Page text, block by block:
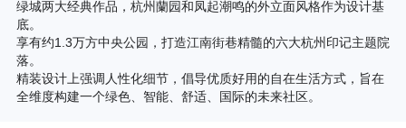
绿城两大经典作品，杭州蘭园和凤起潮鸣的外立面风格作为设计基
底。
享有约1.3万方中央公园，打造江南街巷精髓的六大杭州印记主题院
落。
精装设计上强调人性化细节，倡导优质好用的自在生活方式，旨在
全维度构建一个绿色、智能、舒适、国际的未来社区。